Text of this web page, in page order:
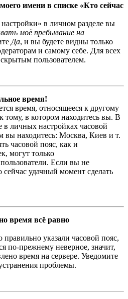
имени в списке «Кто сейчас
в личном разделе вы
моё пребывание на
Да, и вы будете видны только
и самому себе. Для всех
пользователем.
время!
время, относящееся к другому
тому, в котором находитесь вы. В
в личных настройках часовой
вы находитесь: Москва, Киев и т.
часовой пояс, как и
могут только
Если вы не
сейчас удачный момент сделать
время всё равно
указали часовой пояс,
по-прежнему неверное, значит,
время на сервере. Уведомите
проблемы.